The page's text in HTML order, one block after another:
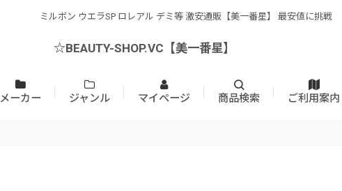
ミルボン ウエラSP ロレアル デミ等 激安通販【美一番星】 最安値に挑戦
☆BEAUTY-SHOP.VC【美一番星】
メーカー ジャンル マイページ 商品検索 ご利用案内